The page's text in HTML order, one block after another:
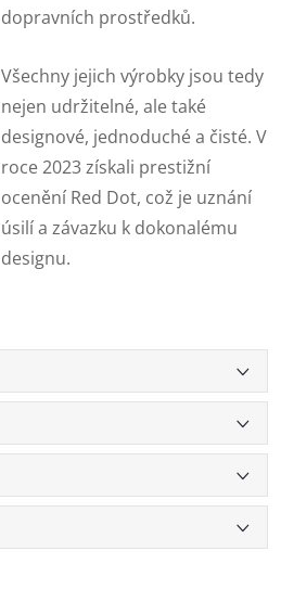
dopravních prostředků.
Všechny jejich výrobky jsou tedy
nejen udržitelné, ale také
designové, jednoduché a čisté. V
roce 2023 získali prestižní
ocenění Red Dot, což je uznání
úsilí a závazku k dokonalému
designu.